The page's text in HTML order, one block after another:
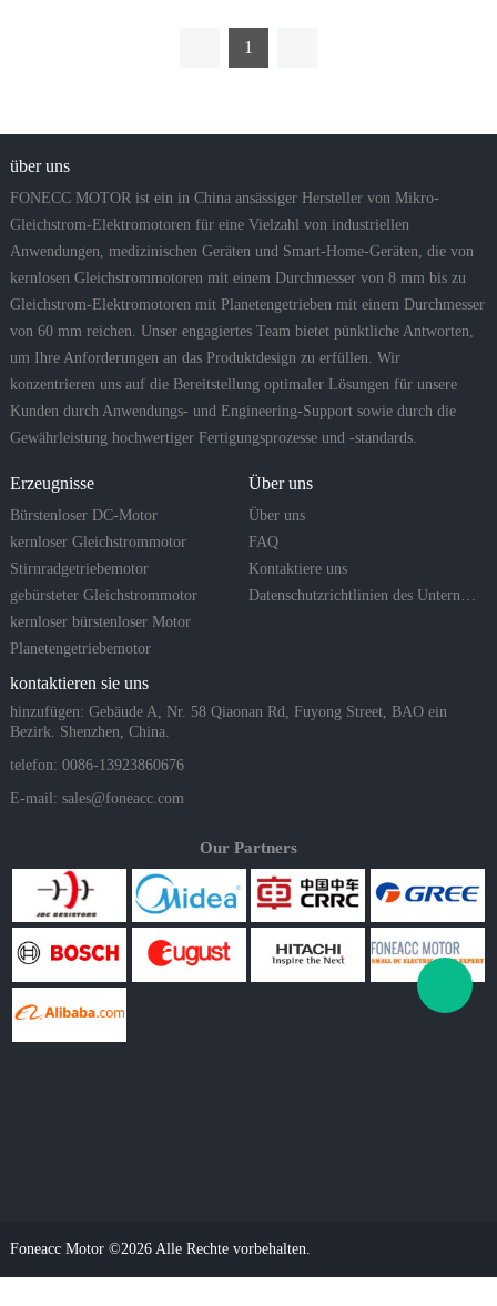
1
über uns
FONECC MOTOR ist ein in China ansässiger Hersteller von Mikro-
Gleichstrom-Elektromotoren für eine Vielzahl von industriellen
Anwendungen, medizinischen Geräten und Smart-Home-Geräten, die von
kernlosen Gleichstrommotoren mit einem Durchmesser von 8 mm bis zu
Gleichstrom-Elektromotoren mit Planetengetrieben mit einem Durchmesser
von 60 mm reichen. Unser engagiertes Team bietet pünktliche Antworten,
um Ihre Anforderungen an das Produktdesign zu erfüllen. Wir
konzentrieren uns auf die Bereitstellung optimaler Lösungen für unsere
Kunden durch Anwendungs- und Engineering-Support sowie durch die
Gewährleistung hochwertiger Fertigungsprozesse und -standards.
Erzeugnisse
Bürstenloser DC-Motor
kernloser Gleichstrommotor
Stirnradgetriebemotor
gebürsteter Gleichstrommotor
kernloser bürstenloser Motor
Planetengetriebemotor
Über uns
Über uns
FAQ
Kontaktiere uns
kontaktieren sie uns
hinzufügen: Gebäude A, Nr. 58 Qiaonan Rd, Fuyong Street, BAO ein
Bezirk. Shenzhen, China.
telefon: 0086-13923860676
E-mail: sales@foneacc.com
Our Partners
Foneacc Motor ©2026 Alle Rechte vorbehalten.